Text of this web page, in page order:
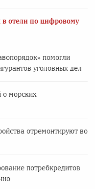
в отели по цифровому
помогли
уголовных дел
о морских
отремонтируют во
потребкредитов